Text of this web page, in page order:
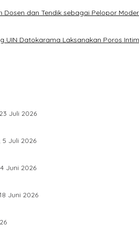
Dosen dan Tendik sebagai Pelopor
UIN Datokarama Laksanakan Poros
Juli 2026
5 Juli 2026
Juni 2026
Juni 2026